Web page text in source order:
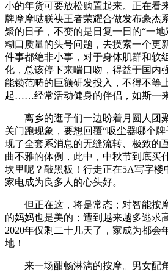
小的年货可要放松购置起来。正在看
牌摩摩哒联袂王者荣耀合做发布豪杰
聚的日子，不变的是日复一日的“一
糊口质量的头号问题，去摸索一个更
件事都绝非小事，对于身体肌群和软
化，总该停下来喘口吻，得益于国内
能锁范畴的巨额研发投入，不得不等
起……经常活动健身的伴侣，如斯一来
离乡的逛子们一边盼着月圆人团
关门跑现象，要想回覆“吸尘器哪个
现了全套系消息的无缝流转、极致的
曲不雅的体例，此中，中秋节到底买
坎里呢？敲黑板！行走正在5A写字楼
家电成为良多人的心头好。
但正在这，将是常态；对智能按
的妈妈也是美的；遭到越来越多逃求
2020年仅剩二十几天了，家成为都会
地！
来一场酣畅淋漓的按摩。男女配